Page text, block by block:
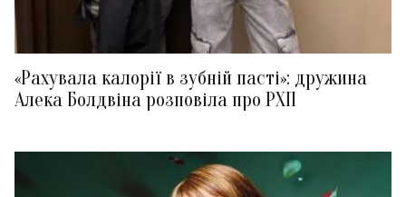
«Рахувала калорії в зубній пасті»: дружина
Алека Болдвіна розповіла про РХП